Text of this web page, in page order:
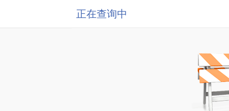
正在查询中